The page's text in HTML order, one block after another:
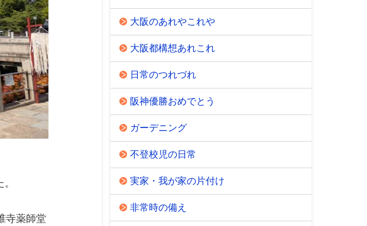
寺薬師堂
大阪のあれやこれや
大阪都構想あれこれ
日常のつれづれ
阪神優勝おめでとう
ガーデニング
不登校児の日常
実家・我が家の片付け
非常時の備え